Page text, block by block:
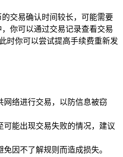
交易确认时间较长，可能需要
你可以通过交易记录查看交易
时你可以尝试提高手续费重新发
网络进行交易，以防信息被窃
能出现交易失败的情况，建议
因不了解规则而造成损失。